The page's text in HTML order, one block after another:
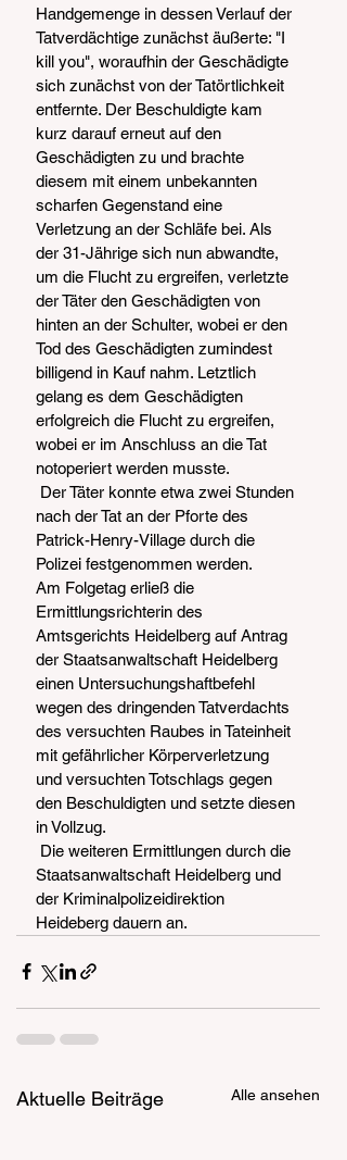
Handgemenge in dessen Verlauf der
Tatverdächtige zunächst äußerte: "I
kill you", woraufhin der Geschädigte
sich zunächst von der Tatörtlichkeit
entfernte. Der Beschuldigte kam
kurz darauf erneut auf den
Geschädigten zu und brachte
diesem mit einem unbekannten
scharfen Gegenstand eine
Verletzung an der Schläfe bei. Als
der 31-Jährige sich nun abwandte,
um die Flucht zu ergreifen, verletzte
der Täter den Geschädigten von
hinten an der Schulter, wobei er den
Tod des Geschädigten zumindest
billigend in Kauf nahm. Letztlich
gelang es dem Geschädigten
erfolgreich die Flucht zu ergreifen,
wobei er im Anschluss an die Tat
notoperiert werden musste.
Der Täter konnte etwa zwei Stunden
nach der Tat an der Pforte des
Patrick-Henry-Village durch die
Polizei festgenommen werden.
Am Folgetag erließ die
Ermittlungsrichterin des
Amtsgerichts Heidelberg auf Antrag
der Staatsanwaltschaft Heidelberg
einen Untersuchungshaftbefehl
wegen des dringenden Tatverdachts
des versuchten Raubes in Tateinheit
mit gefährlicher Körperverletzung
und versuchten Totschlags gegen
den Beschuldigten und setzte diesen
in Vollzug.
Die weiteren Ermittlungen durch die
Staatsanwaltschaft Heidelberg und
der Kriminalpolizeidirektion
Heideberg dauern an.
Aktuelle Beiträge Alle ansehen